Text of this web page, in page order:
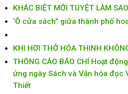
KHÁC BIỆT MỚI TUYỆT LÀM SAO
‘Ô cửa sách” giữa thành phố
KHI HƠI THỞ HÓA THINH
THÔNG CÁO BÁO CHÍ Hoạt
ứng ngày Sách và Văn hóa đọc
Thiết